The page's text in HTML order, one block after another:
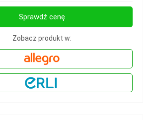
Sprawdź cenę
Zobacz produkt w: